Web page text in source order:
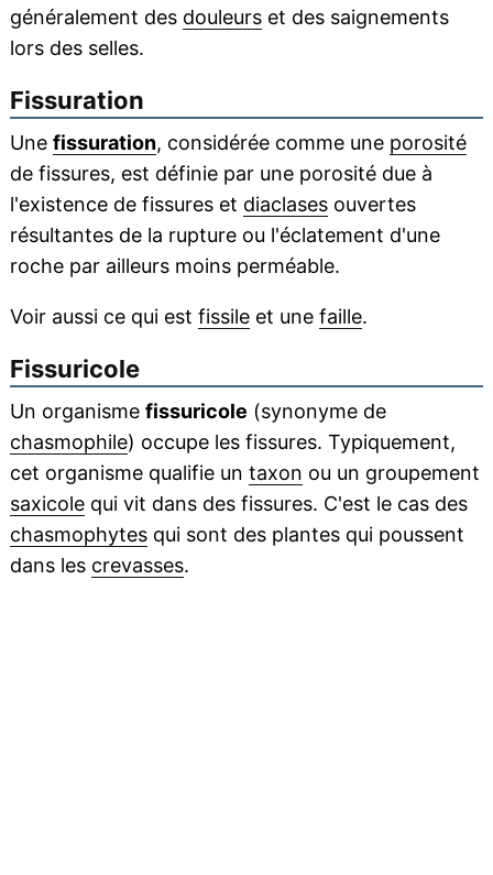
généralement des douleurset des saignements
lors des selles.
Fissuration
Une fissuration, considérée comme une porosité
de fissures, est définie par une porosité due à
l'existence de fissures et diaclasesouvertes
résultantes de la rupture ou l'éclatement d'une
roche par ailleurs moins perméable.
Voir aussi ce qui est fissileet une faille.
Fissuricole
Un organisme fissuricole (synonyme de
chasmophile) occupe les fissures. Typiquement,
cet organisme qualifie un taxon ou un groupement
saxicolequi vit dans des fissures. C'est le cas des
chasmophytesqui sont des plantes qui poussent
dans les crevasses.